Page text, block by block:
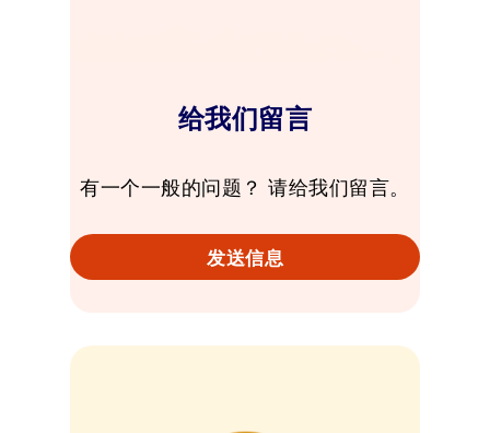
给我们留言
有一个一般的问题？ 请给我们留言。
发送信息